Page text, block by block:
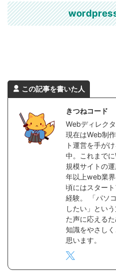
この記事を書いた人
きつねコード
Webディレク
現在はWeb制
ト運営を手が
中。これまで
規模サイトの
年以上web業
頃にはスター
経験。 「パソ
したい」とい
た声に応える
知識をやさし
思います。